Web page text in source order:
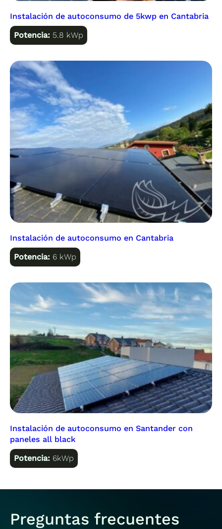
Instalación de autoconsumo de 5kwp en Cantabria
Potencia: 5.8 kWp
Instalación de autoconsumo en Cantabria
Potencia: 6 kWp
Instalación de autoconsumo en Santander con
paneles all black
Potencia: 6kWp
Preguntas frecuentes